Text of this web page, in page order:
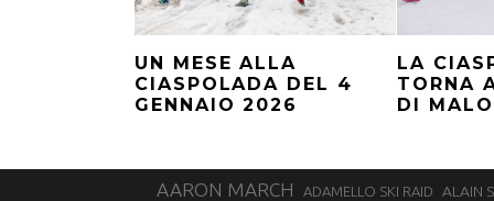
UN MESE ALLA
CIASPOLADA DEL 4
GENNAIO 2026
LA
TORNA
DI
AARON MARCH ADAMELLO SKI RAID ALAIN